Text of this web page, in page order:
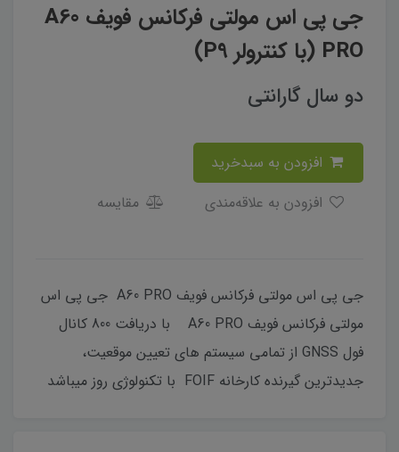
جی پی اس مولتی فرکانس فویف A60
PRO (با کنترولر P9)
دو سال گارانتی
مقایسه
جی پی اس مولتی فرکانس فویف A60 PRO جی پی اس
مولتی فرکانس فویف A60 PRO با دریافت 800 کانال
فول GNSS از تمامی سیستم های تعیین موقعیت،
جدیدترین گیرنده کارخانه FOIF با تکنولوژی روز میباشد